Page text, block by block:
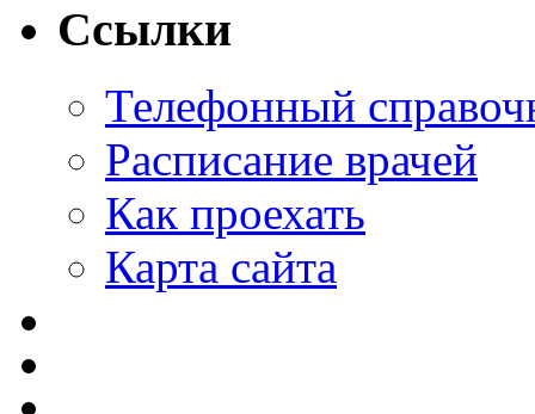
Ссылки
Телефонный
Расписание врачей
Как проехать
Карта сайта